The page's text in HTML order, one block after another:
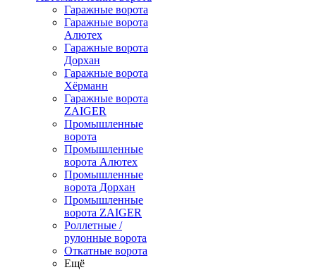
Гаражные ворота
Гаражные ворота
Алютех
Гаражные ворота
Дорхан
Гаражные ворота
Хёрманн
Гаражные ворота
ZAIGER
Промышленные
ворота
Промышленные
ворота Алютех
Промышленные
ворота Дорхан
Промышленные
ворота ZAIGER
Роллетные /
рулонные ворота
Откатные ворота
Ещё